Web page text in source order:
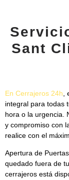
Sant
En Cerrajeros 24h
integral para todas
hora o la urgencia.
y compromiso con
realice con el
Apertura de
quedado fuera de
cerrajeros está